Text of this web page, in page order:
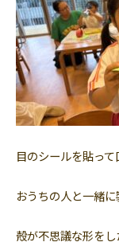
目のシールを貼っ
おうちの人と一緒
殻が不思議な形を